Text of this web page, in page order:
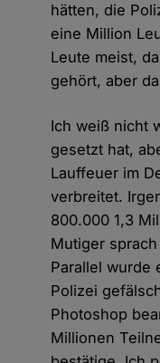
hätten, die
eine Million
Leute meist,
gehört, aber
Ich weiß nicht
gesetzt hat,
Lauffeuer im
verbreitet.
800.000 1,3
Mutiger
Parallel wurde
Polizei
Photoshop
Millionen